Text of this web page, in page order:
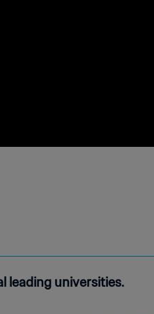
leading universities.